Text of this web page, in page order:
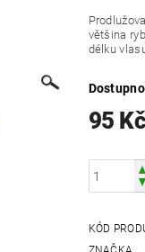
většina
délku
95 Kč
KÓD